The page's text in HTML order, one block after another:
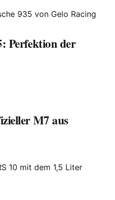
Perfektion der
M7 aus